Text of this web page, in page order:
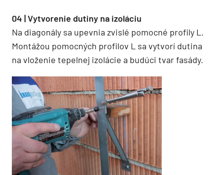
04 | Vytvorenie dutiny na izoláciu
Na diagonály sa upevnia zvislé pomocné profily L.
Montážou pomocných profilov L sa vytvorí dutina
na vloženie tepelnej izolácie a budúci tvar fasády.